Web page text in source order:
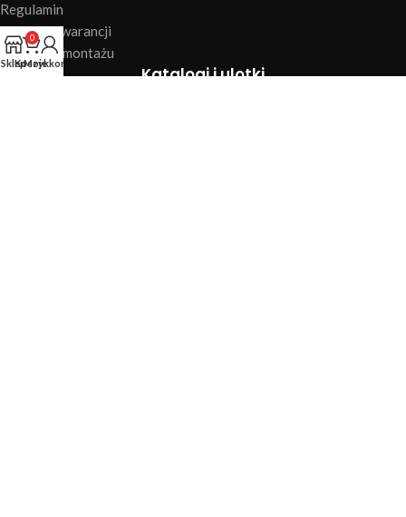
Regulamin
Warunki gwarancji
Instrukcje montażu
Katalogi i ulotki
Sklep
0
Koszyk
Moje konto